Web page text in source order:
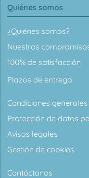
Quiénes somos
¿Quiénes somos?
Nuestros
100% de satisfacción
Plazos de entrega
Condiciones
Protección de datos
Avisos legales
Gestión de cookies
Contáctanos